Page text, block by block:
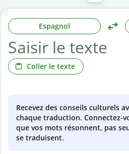
Espagnol
Coller le texte
Recevez des conseils culturels
chaque traduction. Connectez-
que vos mots résonnent, pas
se traduisent.